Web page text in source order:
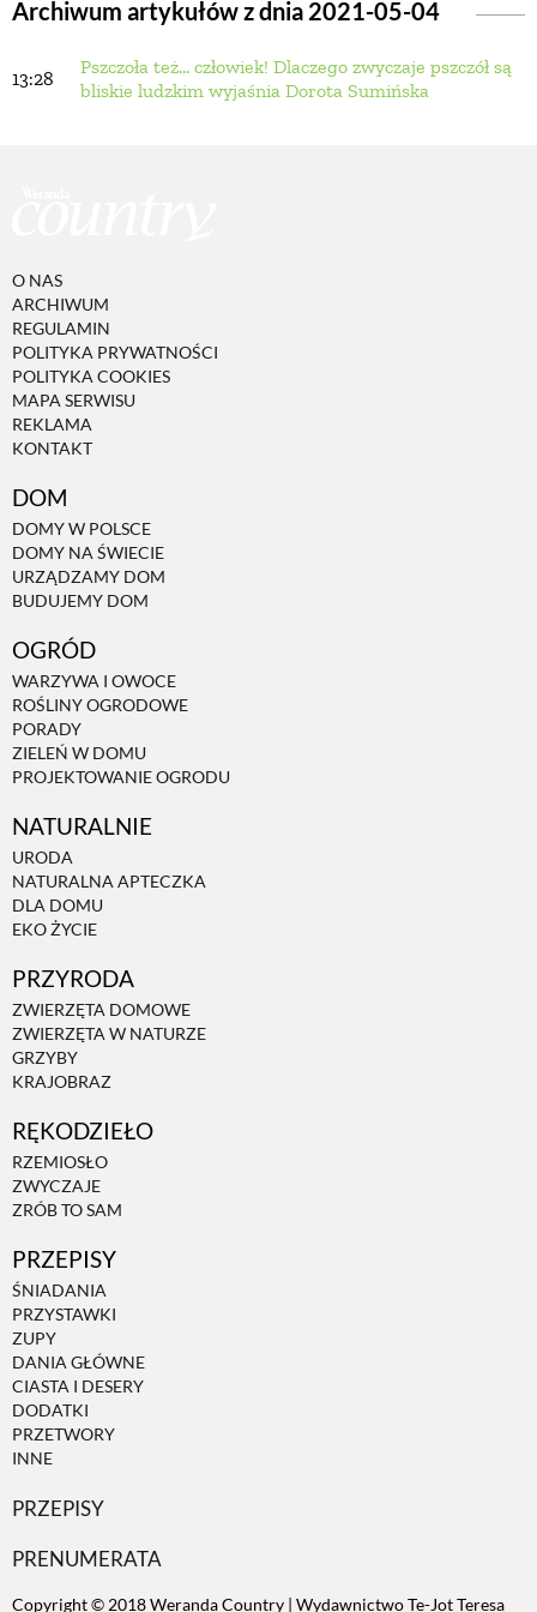
Archiwum artykułów z dnia 2021-05-04
13:28
Pszczoła też... człowiek! Dlaczego zwyczaje pszczół są
bliskie ludzkim wyjaśnia Dorota Sumińska
O NAS
ARCHIWUM
REGULAMIN
POLITYKA PRYWATNOŚCI
POLITYKA COOKIES
MAPA SERWISU
REKLAMA
KONTAKT
DOM
DOMY W POLSCE
DOMY NA ŚWIECIE
URZĄDZAMY DOM
BUDUJEMY DOM
OGRÓD
WARZYWA I OWOCE
ROŚLINY OGRODOWE
PORADY
ZIELEŃ W DOMU
PROJEKTOWANIE OGRODU
NATURALNIE
URODA
NATURALNA APTECZKA
DLA DOMU
EKO ŻYCIE
PRZYRODA
ZWIERZĘTA DOMOWE
ZWIERZĘTA W NATURZE
GRZYBY
KRAJOBRAZ
RĘKODZIEŁO
RZEMIOSŁO
ZWYCZAJE
ZRÓB TO SAM
PRZEPISY
ŚNIADANIA
PRZYSTAWKI
ZUPY
DANIA GŁÓWNE
CIASTA I DESERY
DODATKI
PRZETWORY
INNE
PRZEPISY
PRENUMERATA
Copyright © 2018 Weranda Country | Wydawnictwo Te-Jot Teresa
BUDUJEMY DOM
PROJEKTOWANIE OGRODU
NATURALNA APTECZKA
ZWIERZĘTA W NATURZE